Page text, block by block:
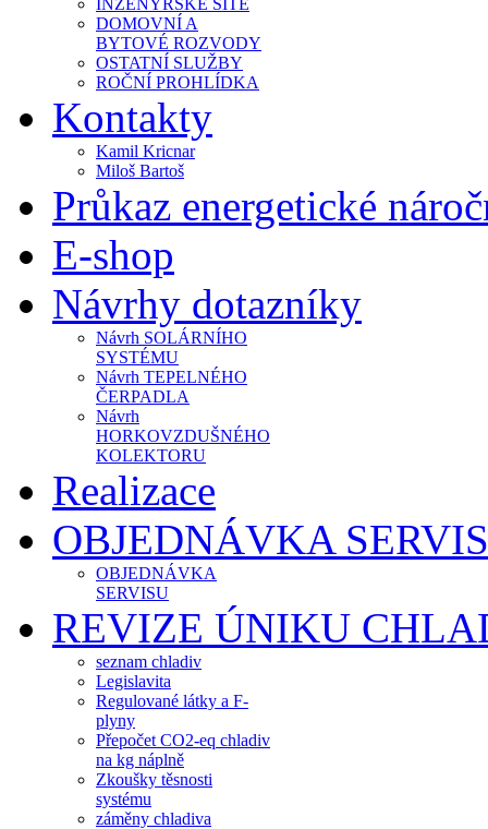
DOMOVNÍ A
BYTOVÉ ROZVODY
OSTATNÍ SLUŽBY
ROČNÍ PROHLÍDKA
Kontakty
Kamil Kricnar
Miloš Bartoš
Průkaz energetické
E-shop
Návrhy dotazníky
Návrh SOLÁRNÍHO
SYSTÉMU
Návrh TEPELNÉHO
ČERPADLA
Návrh
HORKOVZDUŠNÉHO
KOLEKTORU
Realizace
OBJEDNÁVKA
OBJEDNÁVKA
SERVISU
REVIZE ÚNIKU
seznam chladiv
Legislavita
Regulované látky a F-
plyny
Přepočet CO2-eq chladiv
na kg náplně
Zkoušky těsnosti
systému
záměny chladiva